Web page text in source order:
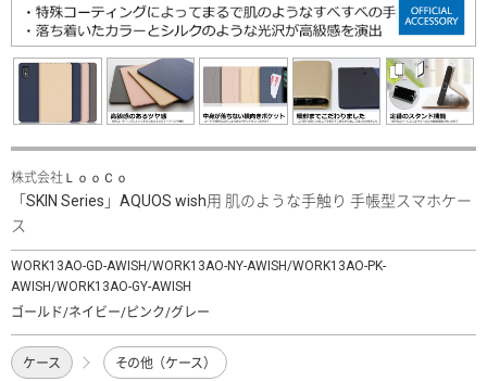
株式会社ＬｏｏＣｏ
「SKIN Series」AQUOS wish用 肌のような手触り 手帳型スマホケー
ス
WORK13AO-GD-AWISH/WORK13AO-NY-AWISH/WORK13AO-PK-
AWISH/WORK13AO-GY-AWISH
ゴールド/ネイビー/ピンク/グレー
ケース その他（ケース）